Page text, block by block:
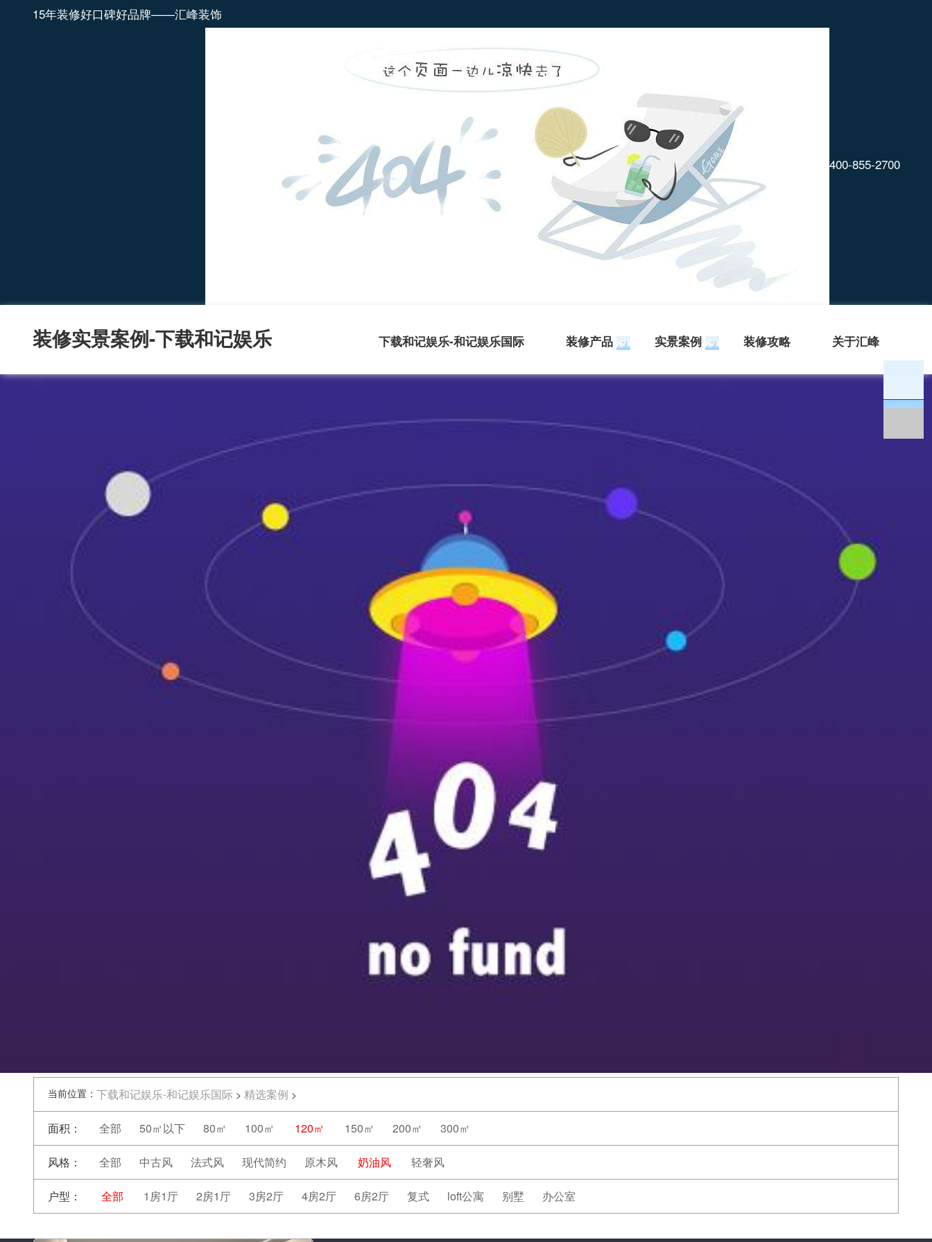
15年装修好口碑好品牌——汇峰装饰
400-855-2700
装修实景案例-下载和记娱乐 下载和记娱乐-和记娱乐国际 装修产品 实景案例 装修攻略 关于汇峰
当前位置： 下载和记娱乐-和记娱乐国际 > 精选案例 >
面积： 全部 50㎡以下 80㎡ 100㎡ 120㎡ 150㎡ 200㎡ 300㎡
风格： 全部 中古风 法式风 现代简约 原木风 奶油风 轻奢风
户型： 全部 1房1厅 2房1厅 3房2厅 4房2厅 6房2厅 复式 loft公寓 别墅 办公室